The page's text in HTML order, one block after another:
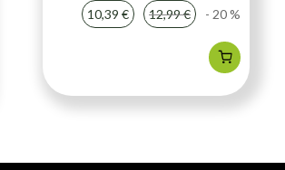
10,39 €
12,99 € - 20 %